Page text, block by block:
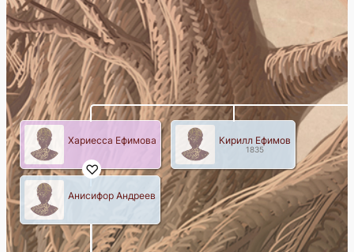
Хариесса Ефимова
Анисифор Андреев
Кирилл Ефимов
1835